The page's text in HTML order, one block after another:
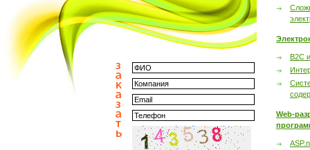
B2C
Web-